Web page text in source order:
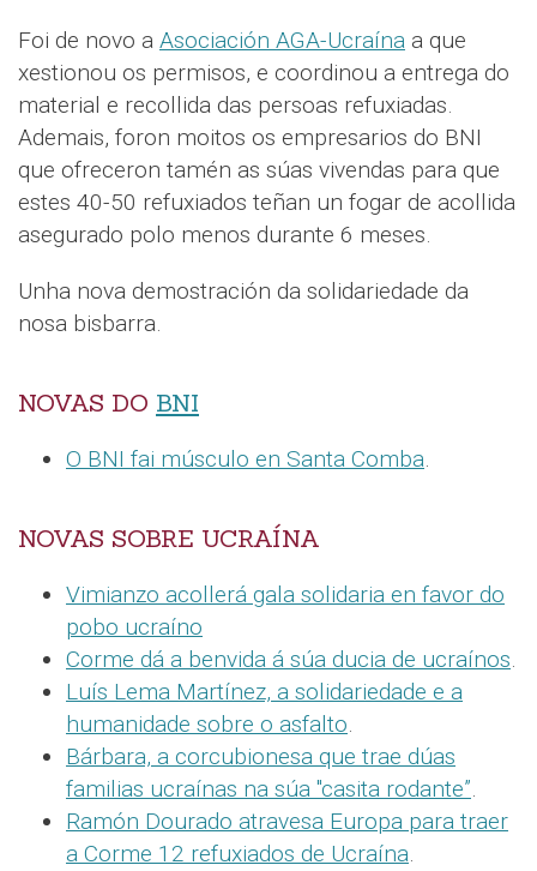
Foi de novo a Asociación AGA-Ucraína a que
xestionou os permisos, e coordinou a entrega do
material e recollida das persoas refuxiadas.
Ademais, foron moitos os empresarios do BNI
que ofreceron tamén as súas vivendas para que
estes 40-50 refuxiados teñan un fogar de acollida
asegurado polo menos durante 6 meses.
Unha nova demostración da solidariedade da
nosa bisbarra.
NOVAS DO BNI
O BNI fai músculo en Santa Comba.
NOVAS SOBRE UCRAÍNA
Vimianzo acollerá gala solidaria en favor do
pobo ucraíno
Corme dá a benvida á súa ducia de ucraínos.
Luís Lema Martínez, a solidariedade e a
humanidade sobre o asfalto.
Bárbara, a corcubionesa que trae dúas
familias ucraínas na súa "casita rodante”.
Ramón Dourado atravesa Europa para traer
a Corme 12 refuxiados de Ucraína.